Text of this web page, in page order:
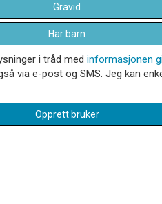
Gravid
Har barn
i tråd med informasjonen
via e-post og SMS. Jeg kan
Opprett bruker